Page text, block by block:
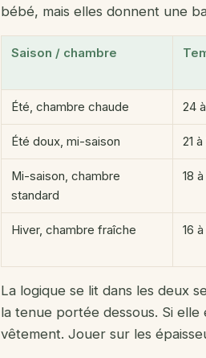
bébé, mais elles donnent une
Saison / chambre
Été, chambre chaude 24
Été doux, mi-saison 21
Mi-saison, chambre
standard
18
Hiver, chambre fraîche 16
La logique se lit dans les deux
la tenue portée dessous. Si
vêtement. Jouer sur les